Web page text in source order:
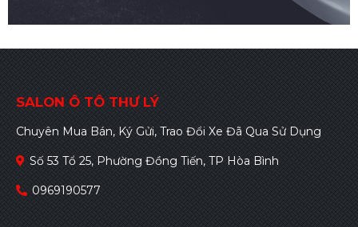
SALON Ô TÔ THƯ LÝ
Chuyên Mua Bán, Ký Gửi, Trao Đổi Xe Đã Qua Sử Dụng
Số 53 Tổ 25, Phường Đồng Tiến, TP Hòa Bình
0969190577